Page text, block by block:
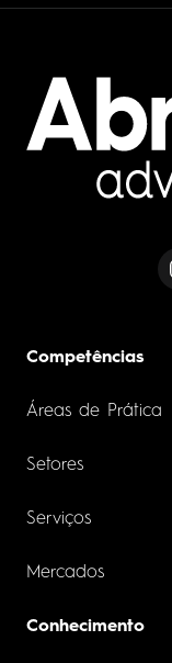
Competências
Áreas de Prática
Setores
Serviços
Mercados
Conhecimento